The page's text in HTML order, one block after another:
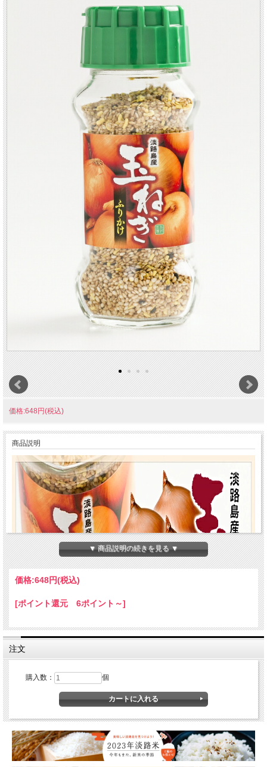
価格:648円(税込)
商品説明
▼ 商品説明の続きを見る ▼
価格:648円(税込)
[ポイント還元 6ポイント～]
注文
購入数： 個